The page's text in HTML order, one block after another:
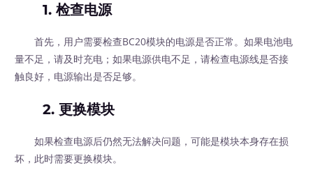
1. 检查电源
首先，用户需要检查BC20模块的电源是否正常。如果电池电
量不足，请及时充电；如果电源供电不足，请检查电源线是否接
触良好，电源输出是否足够。
2. 更换模块
如果检查电源后仍然无法解决问题，可能是模块本身存在损
坏，此时需要更换模块。